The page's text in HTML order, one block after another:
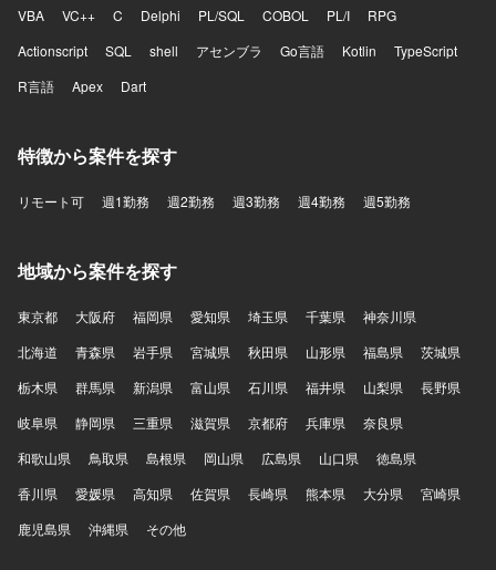
VBA
VC++ C Delphi PL/SQL COBOL PL/I
RPG
Actionscript
SQL shell アセンブラ Go言語 Kotlin
TypeScript
R言語
Apex Dart
特徴から案件を探す
リモート可 週1勤務 週2勤務 週3勤務 週4勤務 週5勤務
地域から案件を探す
東京都 大阪府 福岡県 愛知県 埼玉県 千葉県
神奈川県
北海道
青森県 岩手県 宮城県 秋田県 山形県 福島県
茨城県
栃木県
群馬県 新潟県 富山県 石川県 福井県 山梨県
長野県
岐阜県
静岡県 三重県 滋賀県 京都府 兵庫県
奈良県
和歌山県
鳥取県 島根県 岡山県 広島県 山口県
徳島県
香川県
愛媛県 高知県 佐賀県 長崎県 熊本県 大分県
宮崎県
鹿児島県
沖縄県 その他